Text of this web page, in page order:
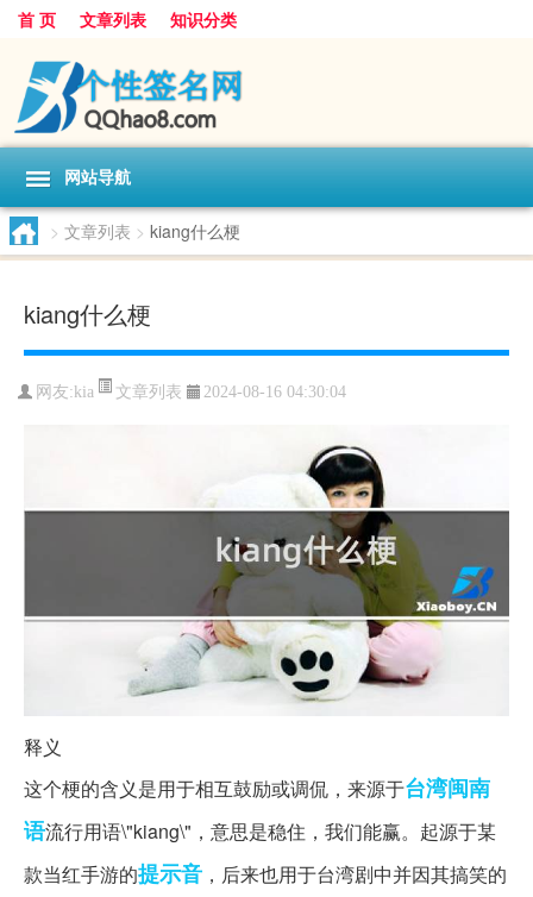
首 页 文章列表 知识分类
网站导航
> 文章列表 > kiang什么梗
kiang什么梗
网友: kia 文章列表 2024-08-16 04:30:04
释义
这个梗的含义是用于相互鼓励或调侃，来源于台湾闽南
语流行用语\"kiang\"，意思是稳住，我们能赢。起源于某
款当红手游的提示音 ，后来也用于台湾剧中并因其搞笑的